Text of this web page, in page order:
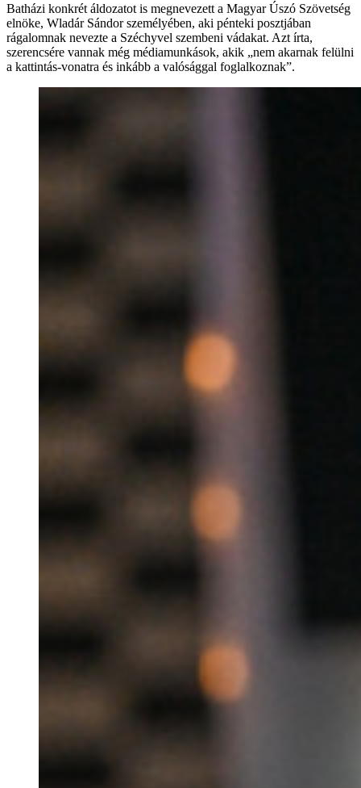
Batházi konkrét áldozatot is megnevezett a Magyar Úszó Szövetség
elnöke, Wladár Sándor személyében, aki pénteki posztjában
rágalomnak nevezte a Széchyvel szembeni vádakat. Azt írta,
szerencsére vannak még médiamunkások, akik „nem akarnak felülni
a kattintás-vonatra és inkább a valósággal foglalkoznak”.